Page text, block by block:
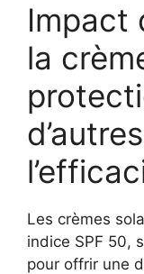
Impact
la
Les crèmes
indice SPF 50,
pour offrir une